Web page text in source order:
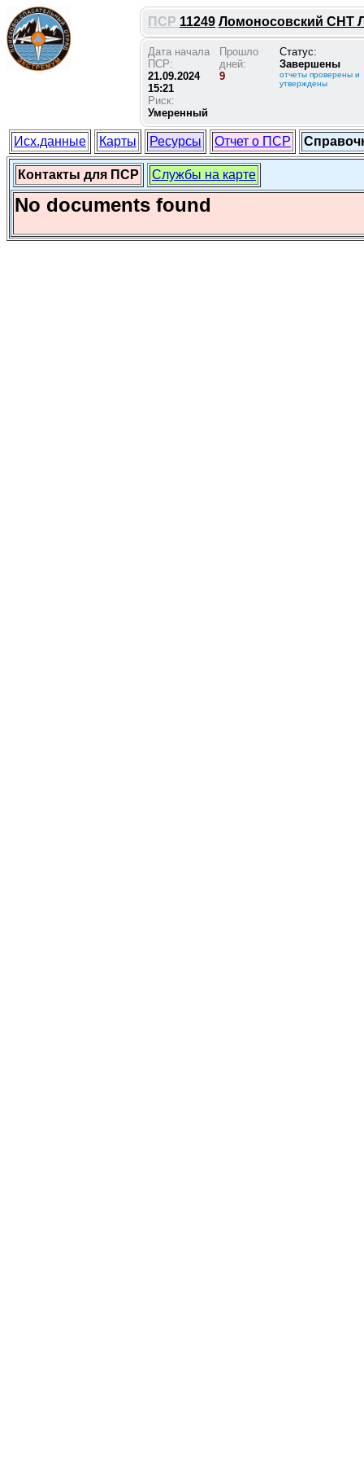
ПСР 11249 Ломоносовский СНТ
Дата начала
ПСР:
21.09.2024
15:21
Риск:
Умеренный
Прошло
дней:
9
Статус:
Завершены
отчеты проверены и
утверждены
Исх.данные Карты Ресурсы Отчет о ПСР
Контакты для ПСР Службы на карте
No documents found